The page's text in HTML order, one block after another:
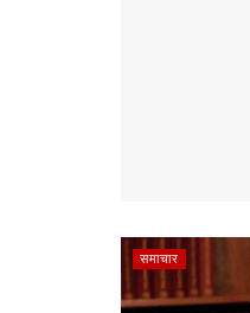
समाचार